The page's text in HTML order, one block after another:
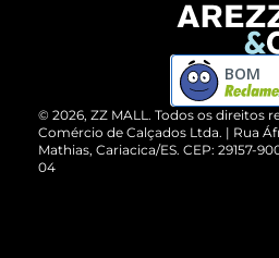
ZZ MALL é confiável
Cartão Presente
Vendas Corporativas
Devolução do Produto
Compre pelo WhatsApp
© 2026, ZZ MALL. Todos os direitos
Comércio de Calçados Ltda. | Rua
Mathias, Cariacica/ES. CEP: 29157-
04
BOM